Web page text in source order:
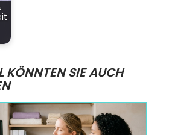
KÖNNTEN SIE AUCH